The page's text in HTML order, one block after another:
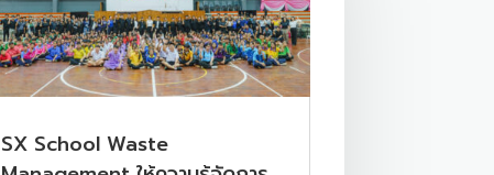
SX School Waste